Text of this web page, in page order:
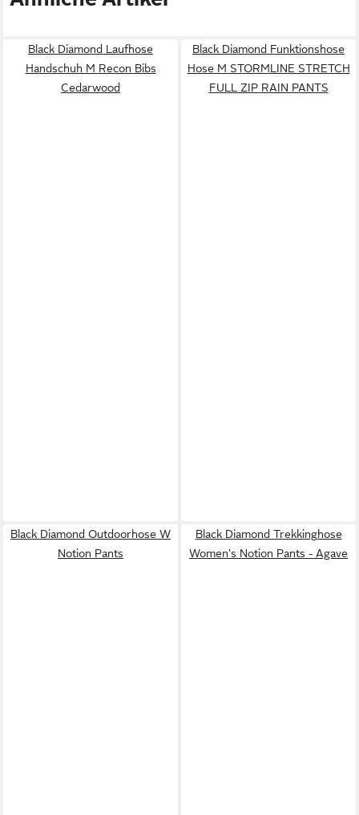
Black Diamond Laufhose
Handschuh M Recon Bibs
Cedarwood
Black Diamond Funktionshose
Hose M STORMLINE STRETCH
FULL ZIP RAIN PANTS
Black Diamond Outdoorhose W
Notion Pants
Black Diamond Trekkinghose
Women's Notion Pants - Agave